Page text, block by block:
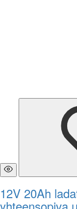
12V 20Ah